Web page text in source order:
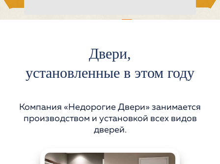
Двери,
установленные в этом году
Компания «Недорогие Двери» занимается
производством и установкой всех видов
дверей.